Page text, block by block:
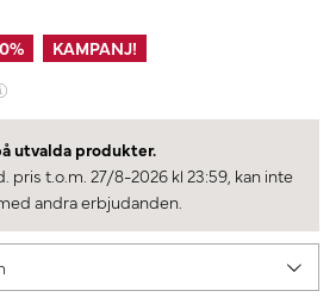
%
KAMPANJ!
utvalda produkter.
pris t.o.m. 27/8-2026 kl 23:59, kan inte
andra erbjudanden.